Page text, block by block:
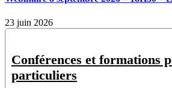
23 juin 2026
Conférences et formations
particuliers